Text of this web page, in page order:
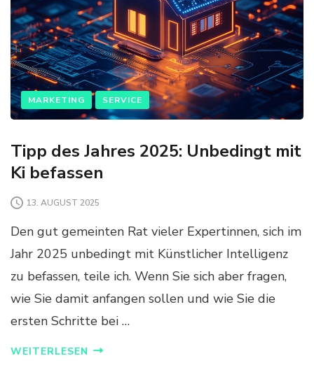
MARKETING SERVICE
Tipp des Jahres 2025: Unbedingt mit
Ki befassen
13. AUGUST 2025
Den gut gemeinten Rat vieler Expertinnen, sich im
Jahr 2025 unbedingt mit Künstlicher Intelligenz
zu befassen, teile ich. Wenn Sie sich aber fragen,
wie Sie damit anfangen sollen und wie Sie die
ersten Schritte bei …
WEITERLESEN